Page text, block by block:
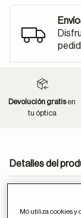
Devolución gratisen
tu óptica
Detalles del
inspirado en los
Mó utiliza cookies y